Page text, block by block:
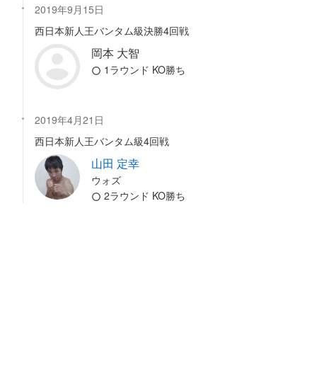
2019年9月15日
西日本新人王バンタム級決勝4回戦
岡本 大智
1ラウンド KO勝ち
2019年4月21日
西日本新人王バンタム級4回戦
山田 定幸
ウォズ
2ラウンド KO勝ち